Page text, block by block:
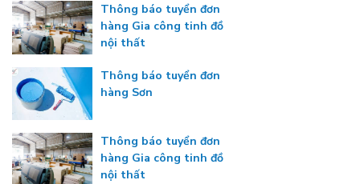
Thông báo tuyển đơn
hàng Gia công tinh đồ
nội thất
Thông báo tuyển đơn
hàng Sơn
Thông báo tuyển đơn
hàng Gia công tinh đồ
nội thất